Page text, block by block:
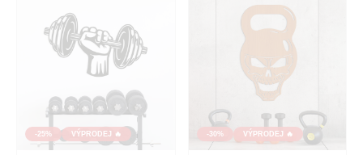
-25% VÝPRODEJ 🔥 -30% VÝPRODEJ 🔥